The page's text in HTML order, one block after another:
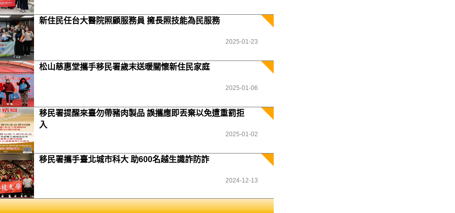
新住民任台大醫院照顧服務員 擁長照技能為民服務
2025-01-23
松山慈惠堂攜手移民署歲末送暖關懷新住民家庭
2025-01-06
移民署提醒來臺勿帶豬肉製品 誤攜應即丟棄以免遭重罰拒
入
2025-01-02
移民署攜手臺北城市科大 助600名越生識詐防詐
2024-12-13